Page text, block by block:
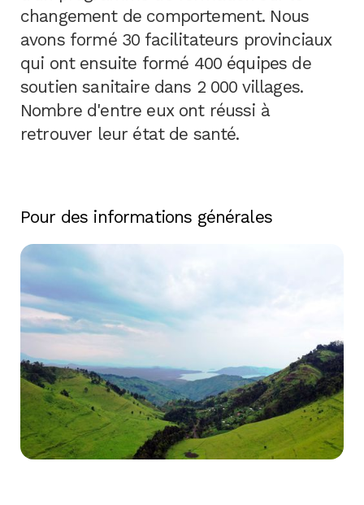
changement de comportement. Nous
avons formé 30 facilitateurs provinciaux
qui ont ensuite formé 400 équipes de
soutien sanitaire dans 2 000 villages.
Nombre d'entre eux ont réussi à
retrouver leur état de santé.
Pour des informations générales